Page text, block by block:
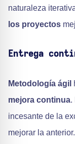
naturaleza
los proyectos
Entrega
Metodología ágil
mejora continua.
incesante de la
mejorar la anterior.